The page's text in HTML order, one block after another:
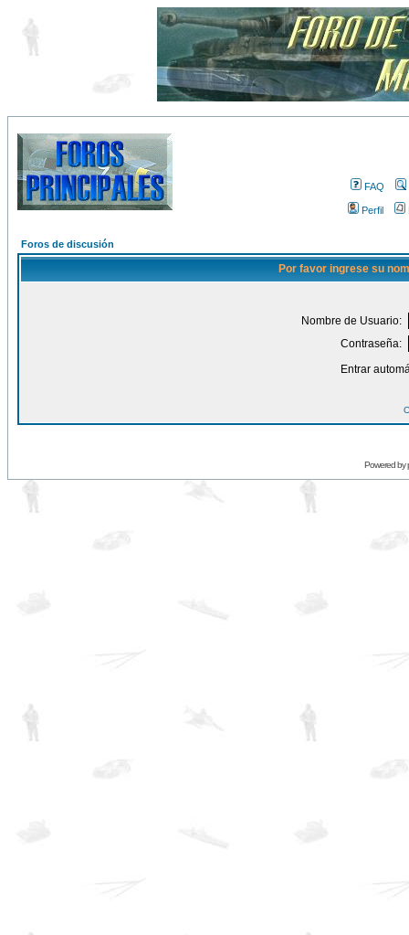
FAQ
Perfil
Foros de discusión
Por favor ingrese su
Nombre de Usuario:
Contraseña:
Entrar
Powered by